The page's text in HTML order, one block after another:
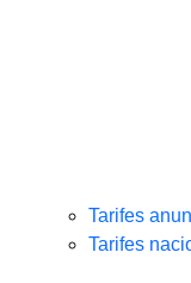
Tarifes
Tarifes